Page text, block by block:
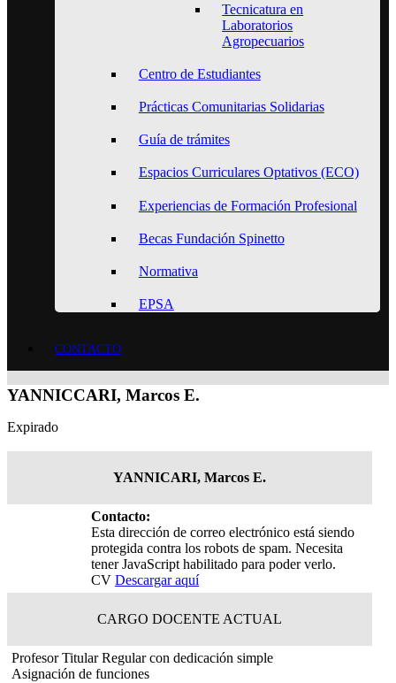
Tecnicatura en
Laboratorios
Agropecuarios
Centro de Estudiantes
Prácticas Comunitarias Solidarias
Guía de trámites
Espacios Curriculares Optativos (ECO)
Experiencias de Formación Profesional
Becas Fundación Spinetto
Normativa
EPSA
CONTACTO
YANNICCARI, Marcos E.
Expirado
YANNICARI, Marcos E.
Contacto:
Esta dirección de correo electrónico está siendo
protegida contra los robots de spam. Necesita
tener JavaScript habilitado para poder verlo.
CV Descargar aquí
CARGO DOCENTE ACTUAL
Profesor Titular Regular con dedicación simple
Asignación de funciones